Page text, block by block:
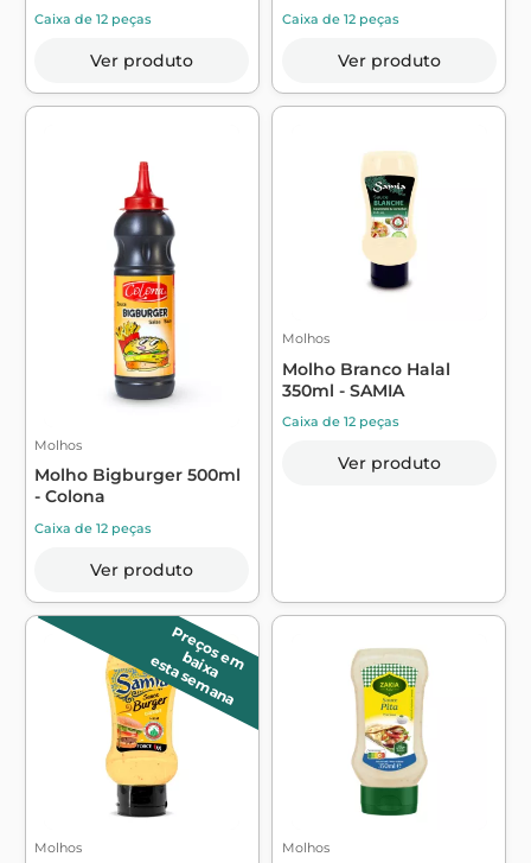
Caixa de 12 peças
Ver produto
Caixa de 12 peças
Ver produto
Molhos
Molho Bigburger 500ml
- Colona
Caixa de 12 peças
Ver produto
Molhos
Molho Branco Halal
350ml - SAMIA
Caixa de 12 peças
Ver produto
P
r
e
ç
o
s
e
m
b
a
ix
a
esta semana
Molhos Molhos